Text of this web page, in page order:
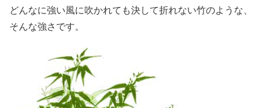
どんなに強い風に吹かれても決して折れない竹のような、
そんな強さです。